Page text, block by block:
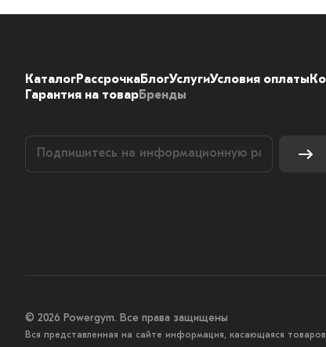
КаталогРассрочкаБлогУслугиУсловия оплаты
Гарантия на товарБренды
© 2026 Powergym. Все права защищены
Вся представленная на сайте информация, касающаяся